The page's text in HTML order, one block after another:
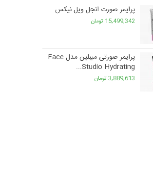
پرایمر صورت انجل ویل نیکس
15,499,342 تومان
پرایمر صورتی میبلین مدل Face
Studio Hydrating...
3,889,613 تومان